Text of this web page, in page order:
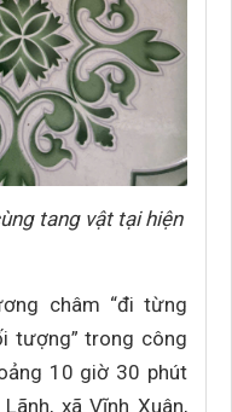
tang vật tại hiện
châm “đi từng
tượng” trong công
10 giờ 30 phút
xã Vĩnh Xuân,